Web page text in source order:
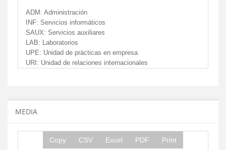
ADM: Administración
INF: Servicios informáticos
SAUX: Servicios auxiliares
LAB: Laboratorios
UPE: Unidad de prácticas en empresa
URI: Unidad de relaciones internacionales
MEDIA
Copy CSV Excel PDF Print